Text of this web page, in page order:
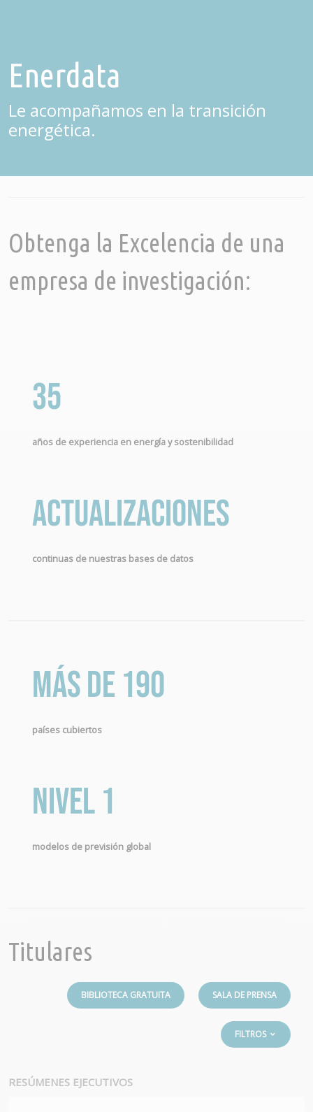
Enerdata
Le acompañamos en la transición
energética.
Obtenga la Excelencia de una
empresa de investigación:
35
años de experiencia en energía y sostenibilidad
Actualizaciones
continuas de nuestras bases de datos
Más de 190
países cubiertos
Nivel 1
modelos de previsión global
Titulares
BIBLIOTECA GRATUITA SALA DE PRENSA
FILTROS
RESÚMENES EJECUTIVOS